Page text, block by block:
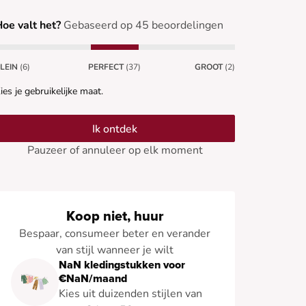
valt het? Gebaseerd op 45 beoordelingen
(6) PERFECT (37) GROOT (2)
je gebruikelijke maat.
Ik ontdek
Pauzeer of annuleer op elk moment
Koop niet, huur
Bespaar, consumeer beter en verander
van stijl wanneer je wilt
NaN kledingstukken voor
€NaN/maand
Kies uit duizenden stijlen van